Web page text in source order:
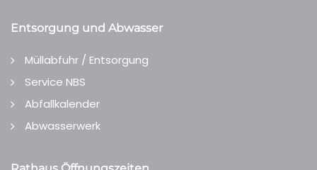
Entsorgung und Abwasser
Müllabfuhr / Entsorgung
Service NBS
Abfallkalender
Abwasserwerk